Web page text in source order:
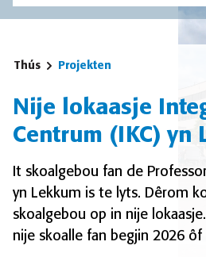
Thús Projekten
Nije lokaasje
Centrum (IKC) yn
It skoalgebou fan de
yn Lekkum is te lyts. Dêrom
skoalgebou op in nije
nije skoalle fan begjin 2026